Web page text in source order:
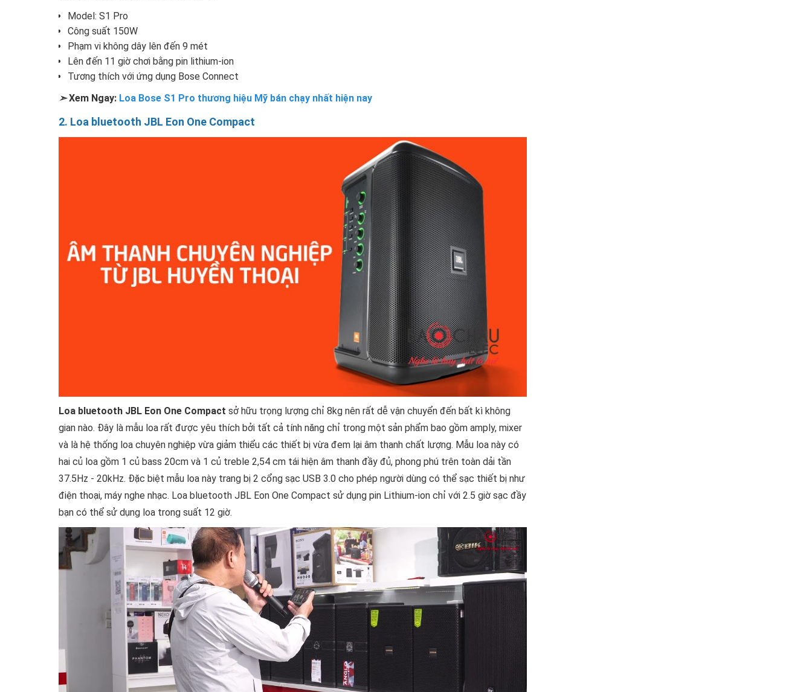
Model: S1 Pro
Công suất 150W
Phạm vi không dây lên đến 9 mét
Lên đến 11 giờ chơi bằng pin lithium-ion
Tương thích với ứng dụng Bose Connect
➣Xem Ngay: Loa Bose S1 Pro thương hiệu Mỹ bán chạy nhất hiện nay
2. Loa bluetooth JBL Eon One Compact
Loa bluetooth JBL Eon One Compact sở hữu trọng lượng chỉ 8kg nên rất dễ vận chuyển đến bất kì không
gian nào. Đây là mẫu loa rất được yêu thích bởi tất cả tính năng chỉ trong một sản phẩm bao gồm amply, mixer
và là hệ thống loa chuyên nghiệp vừa giảm thiểu các thiết bị vừa đem lại âm thanh chất lượng. Mẫu loa này có
hai củ loa gồm 1 củ bass 20cm và 1 củ treble 2,54 cm tái hiện âm thanh đầy đủ, phong phú trên toàn dải tần
37.5Hz - 20kHz. Đặc biệt mẫu loa này trang bị 2 cổng sạc USB 3.0 cho phép người dùng có thể sạc thiết bị như
điện thoại, máy nghe nhạc. Loa bluetooth JBL Eon One Compact sử dụng pin Lithium-ion chỉ với 2.5 giờ sạc đầy
bạn có thể sử dụng loa trong suất 12 giờ.